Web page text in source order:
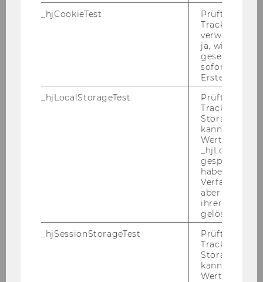
_hjCookieTest
Prüft, ob der
Tracking
verwenden
ja, wird ein
gesetzt. Wird
sofort nach
Erstellung
_hjLocalStorageTest
Prüft, ob der
Tracking
Storage
kann. Wenn
Wert 1
haben keine
Verfallszeit,
aber fast
ihrer
gelöscht.
_hjSessionStorageTest
Prüft, ob der
Tracking
Storage
kann. Wenn
Wert von 1